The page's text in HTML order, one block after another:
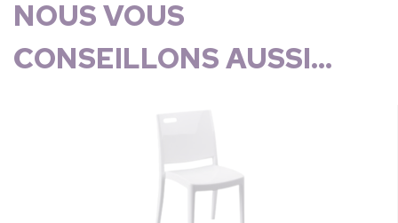
NOUS VOUS
CONSEILLONS AUSSI...